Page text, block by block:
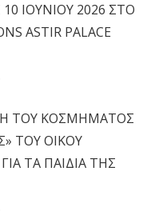
10 ΙΟΥΝΙΟΥ 2026 ΣΤΟ
ASTIR PALACE
ΤΟΥ ΚΟΣΜΗΜΑΤΟΣ
ΤΟΥ ΟΙΚΟΥ
ΤΑ ΠΑΙΔΙΑ ΤΗΣ